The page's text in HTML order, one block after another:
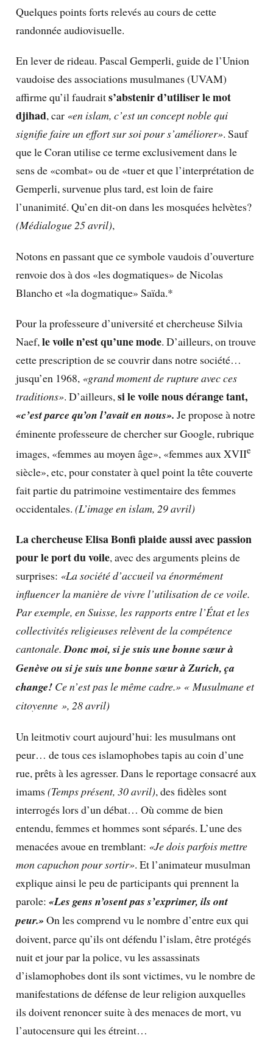
Quelques points forts relevés au cours de cette
randonnée audiovisuelle.
En lever de rideau. Pascal Gemperli, guide de l’Union
vaudoise des associations musulmanes (UVAM)
affirme qu’il faudraits’abstenir d’utiliser le mot
djihad, car «en islam, c’est un concept noble qui
signifie faire un effort sur soi pour s’améliorer». Sauf
que le Coran utilise ce terme exclusivement dans le
sens de «combat» ou de «tuer et que l’interprétation de
Gemperli, survenue plus tard, est loin de faire
l’unanimité. Qu’en dit-on dans les mosquées helvètes?
(Médialogue 25 avril),
Notons en passant que ce symbole vaudois d’ouverture
renvoie dos à dos «les dogmatiques» de Nicolas
Blancho et «la dogmatique» Saïda.*
Pour la professeure d’université et chercheuse Silvia
Naef,le voile n’est qu’une mode. D’ailleurs, on trouve
cette prescription de se couvrir dans notre société…
jusqu’en 1968, «grand moment de rupture avec ces
traditions». D’ailleurs,si le voile nous dérange tant,
«c’est parce qu’on l’avait en nous». Je propose à notre
éminente professeure de chercher sur Google, rubrique
images, «femmes au moyen âge», «femmes aux XVIIe
siècle», etc, pour constater à quel point la tête couverte
fait partie du patrimoine vestimentaire des femmes
occidentales. (L’image en islam, 29 avril)
La chercheuse Elisa Bonfi plaide aussi avec passion
pour le port du voile, avec des arguments pleins de
surprises: «La société d’accueil va énormément
influencer la manière de vivre l’utilisation de ce voile.
Par exemple, en Suisse, les rapports entre l’État et les
collectivités religieuses relèvent de la compétence
cantonale.Donc moi, si je suis une bonne sœur à
Genève ou si je suis une bonne sœur à Zurich, ça
change!Ce n’est pas le même cadre.» « Musulmane et
citoyenne », 28 avril)
Un leitmotiv court aujourd’hui: les musulmans ont
peur… de tous ces islamophobes tapis au coin d’une
rue, prêts à les agresser. Dans le reportage consacré aux
imams (Temps présent, 30 avril), des fidèles sont
interrogés lors d’un débat… Où comme de bien
entendu, femmes et hommes sont séparés. L’une des
menacées avoue en tremblant: «Je dois parfois mettre
mon capuchon pour sortir». Et l’animateur musulman
explique ainsi le peu de participants qui prennent la
parole: «Les gens n’osent pas s’exprimer, ils ont
peur.» On les comprend vu le nombre d’entre eux qui
doivent, parce qu’ils ont défendu l’islam, être protégés
nuit et jour par la police, vu les assassinats
d’islamophobes dont ils sont victimes, vu le nombre de
manifestations de défense de leur religion auxquelles
ils doivent renoncer suite à des menaces de mort, vu
l’autocensure qui les étreint…